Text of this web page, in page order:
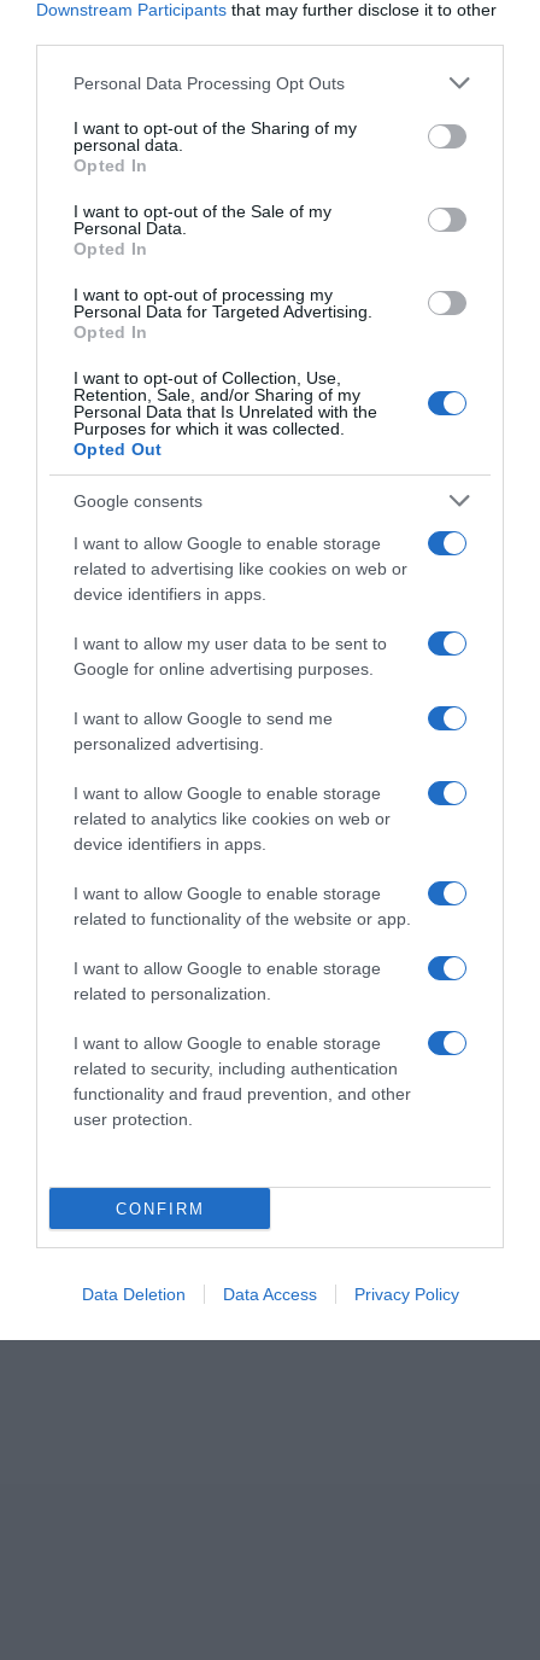
Downstream Participants that may further disclose it to other
Please note that this website/app uses one or more Google
not limited to your visit or usage behaviour. You may click to
grant or deny consent to Google and its third-party tags to
use your data for below specified purposes in below Google
consent section.
Personal Data Processing Opt Outs
I want to opt-out of the Sharing of my
personal data.
Opted In
I want to opt-out of the Sale of my
Personal Data.
Opted In
I want to opt-out of processing my
Personal Data for Targeted Advertising.
Opted In
I want to opt-out of Collection, Use,
Retention, Sale, and/or Sharing of my
Personal Data that Is Unrelated with the
Purposes for which it was collected.
Opted Out
Google consents
I want to allow Google to enable storage
related to advertising like cookies on web or
device identifiers in apps.
I want to allow my user data to be sent to
Google for online advertising purposes.
I want to allow Google to send me
personalized advertising.
I want to allow Google to enable storage
related to analytics like cookies on web or
device identifiers in apps.
I want to allow Google to enable storage
related to functionality of the website or app.
I want to allow Google to enable storage
related to personalization.
I want to allow Google to enable storage
related to security, including authentication
functionality and fraud prevention, and other
user protection.
CONFIRM
Data Deletion Data Access Privacy Policy
Προσθήκη ως προτεινόμενη
Ειδήσεις σήμερα
Πρωτάθλημα Στίβου – Πότε αγωνίζονται
Τεντόγλου, Καραλής, Τζένγκο και οι
υπόλοιποι Έλληνες αθλητές
Μαύρη Θάλασσα: Η εμπορική ναυτιλία
πολέμου
5G παντού, 6G στον ορίζοντα: Πού
βρίσκεται η Ελλάδα στη μεγάλη
τεχνολογική μετάβαση
Ο “χάρτης” των πληρωμών από τον e-
ΕΦΚΑ και τη ΔΥΠΑ έως τις 14 Αυγούστου
Ακολούθησε το debater.gr στο
Google News
και μάθετε πρώτοι όλες τις ειδήσεις
Share Tweet
ALPHA SUPER ΚΑΤΕΡΙΝΑ ΕΚΠΟΜΠΕΣ
ΚΑΤΕΡΙΝΑ ΚΑΙΝΟΥΡΓΙΟΥ
ΔΙΑΦΗΜΙΣΗ
ΣΧΟΛΙΑ